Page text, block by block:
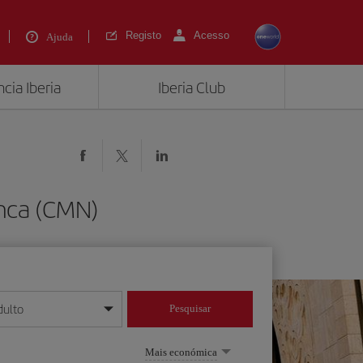
Ajuda Registo Acesso
Iberia Iberia Club
(CMN)
ano
Pesquisar
Mais económica